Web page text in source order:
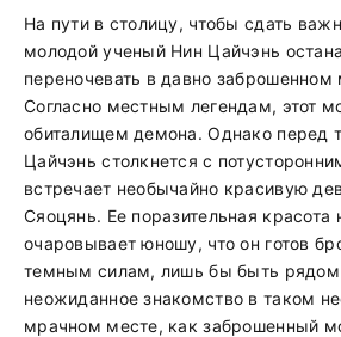
На пути в столицу, чтобы сдать
молодой ученый Нин Цайчэнь
переночевать в давно
Согласно местным легендам, этот
обиталищем демона. Однако перед
Цайчэнь столкнется с
встречает необычайно красивую
Сяоцянь. Ее поразительная красота
очаровывает юношу, что он готов
темным силам, лишь бы быть рядом
неожиданное знакомство в таком
мрачном месте, как заброшенный